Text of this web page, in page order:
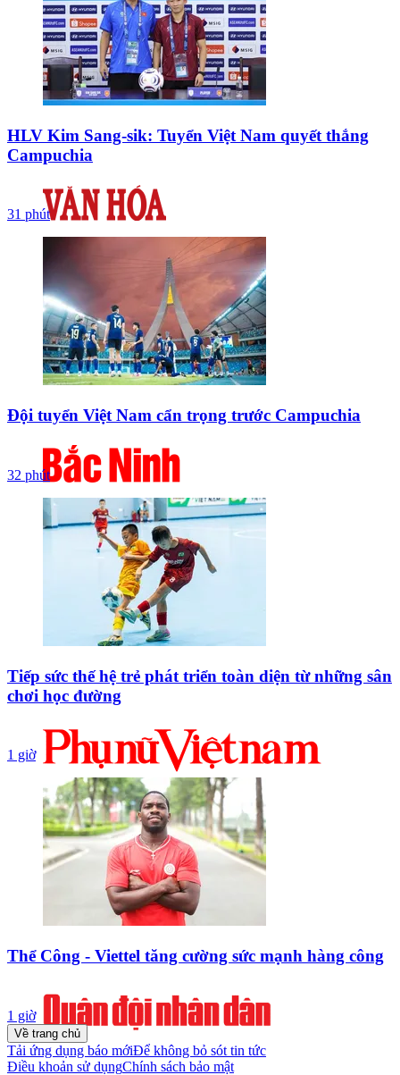
HLV Kim Sang-sik: Tuyển Việt Nam quyết thắng
Campuchia
31 phút
Đội tuyển Việt Nam cẩn trọng trước Campuchia
32 phút
Tiếp sức thế hệ trẻ phát triển toàn diện từ những sân
chơi học đường
1 giờ
Thể Công - Viettel tăng cường sức mạnh hàng công
1 giờ
Về trang chủ
Tải ứng dụng báo mớiĐể không bỏ sót tin tức
Điều khoản sử dụngChính sách bảo mật